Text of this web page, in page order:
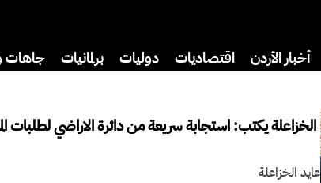
أخبار الأردن اقتصاديات دوليات برلمانيات جاهات
الخزاعلة يكتب: استجابة سريعة من دائرة الاراضي لطلبات
عايد الخزاعلة